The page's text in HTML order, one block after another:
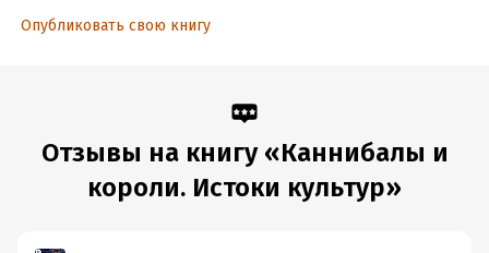
Объем:
Время на чтение:
9ч.
Опубликовать свою книгу
Отзывы на книгу «Каннибалы и
короли. Истоки культур»